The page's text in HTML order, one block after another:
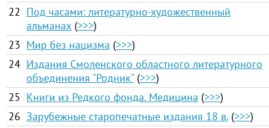
22 Под часами: литературно-художественный
альманах (>>>)
23 Мир без нацизма (>>>)
24 Издания Смоленского областного литературного
объединения "Родник" (>>>)
25 Книги из Редкого фонда. Медицина (>>>)
26 Зарубежные старопечатные издания 18 в. (>>>)